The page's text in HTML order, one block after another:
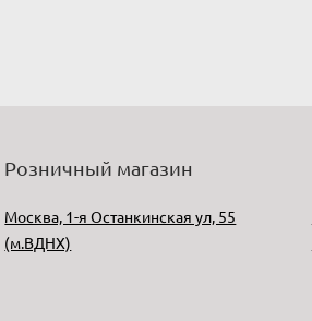
Розничный магазин
Москва, 1-я Останкинская ул, 55
(м.ВДНХ)